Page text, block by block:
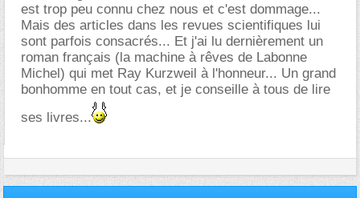
est trop peu connu chez nous et c'est dommage...
Mais des articles dans les revues scientifiques lui
sont parfois consacrés... Et j'ai lu dernièrement un
roman français (la machine à rêves de Labonne
Michel) qui met Ray Kurzweil à l'honneur... Un grand
bonhomme en tout cas, et je conseille à tous de lire
ses livres...